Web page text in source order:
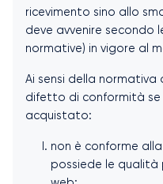
ricevimento sino allo
deve avvenire secondo
normative) in vigore al
Ai sensi della normativa
difetto di conformità
acquistato:
non è conforme
possiede le